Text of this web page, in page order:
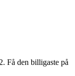
Få den billigaste på